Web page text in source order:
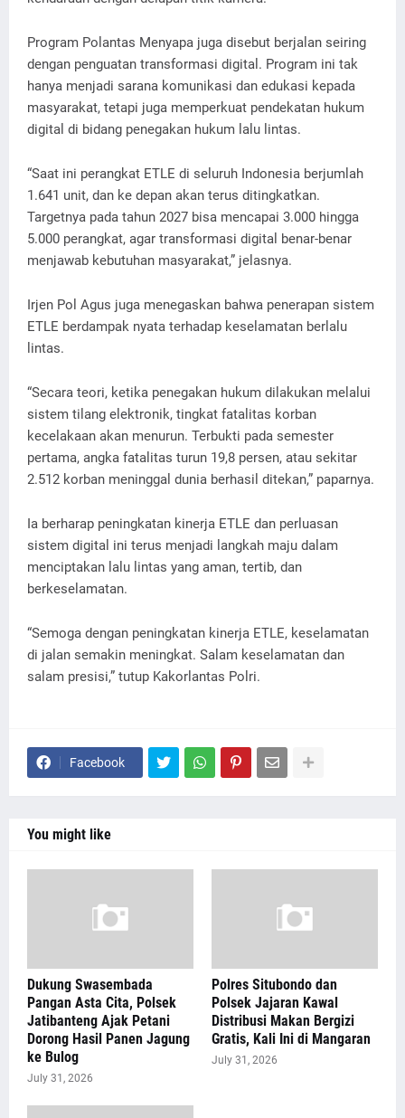
Program Polantas Menyapa juga disebut berjalan seiring
dengan penguatan transformasi digital. Program ini tak
hanya menjadi sarana komunikasi dan edukasi kepada
masyarakat, tetapi juga memperkuat pendekatan hukum
digital di bidang penegakan hukum lalu lintas.
“Saat ini perangkat ETLE di seluruh Indonesia berjumlah
1.641 unit, dan ke depan akan terus ditingkatkan.
Targetnya pada tahun 2027 bisa mencapai 3.000 hingga
5.000 perangkat, agar transformasi digital benar-benar
menjawab kebutuhan masyarakat,” jelasnya.
Irjen Pol Agus juga menegaskan bahwa penerapan sistem
ETLE berdampak nyata terhadap keselamatan berlalu
lintas.
“Secara teori, ketika penegakan hukum dilakukan melalui
sistem tilang elektronik, tingkat fatalitas korban
kecelakaan akan menurun. Terbukti pada semester
pertama, angka fatalitas turun 19,8 persen, atau sekitar
2.512 korban meninggal dunia berhasil ditekan,” paparnya.
Ia berharap peningkatan kinerja ETLE dan perluasan
sistem digital ini terus menjadi langkah maju dalam
menciptakan lalu lintas yang aman, tertib, dan
berkeselamatan.
“Semoga dengan peningkatan kinerja ETLE, keselamatan
di jalan semakin meningkat. Salam keselamatan dan
salam presisi,” tutup Kakorlantas Polri.
Facebook
You might like
Dukung Swasembada
Pangan Asta Cita, Polsek
Jatibanteng Ajak Petani
Dorong Hasil Panen Jagung
ke Bulog
July 31, 2026
Polres Situbondo dan
Polsek Jajaran Kawal
Distribusi Makan Bergizi
Gratis, Kali Ini di Mangaran
July 31, 2026